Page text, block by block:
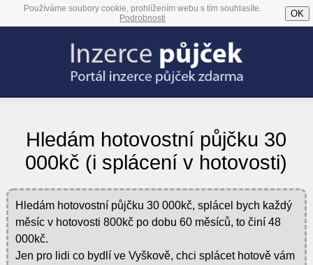
Používáme soubory cookie, prohlížením webu s tím souhlasíte.
Podrobnosti
OK
Hledám hotovostní půjčku 30
000kč (i splácení v hotovosti)
Hledám hotovostní půjčku 30 000kč, splácel bych každý
měsíc v hotovosti 800kč po dobu 60 měsíců, to činí 48
000kč.
Jen pro lidi co bydlí ve Vyškově, chci splácet hotově vám